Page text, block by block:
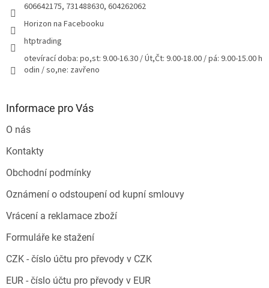
606642175, 731488630, 604262062
Horizon na Facebooku
htptrading
otevírací doba: po,st: 9.00-16.30 / Út,Čt: 9.00-18.00 / pá: 9.00-15.00 h
odin / so,ne: zavřeno
Informace pro Vás
O nás
Kontakty
Obchodní podmínky
Oznámení o odstoupení od kupní smlouvy
Vrácení a reklamace zboží
Formuláře ke stažení
CZK - číslo účtu pro převody v CZK
EUR - číslo účtu pro převody v EUR